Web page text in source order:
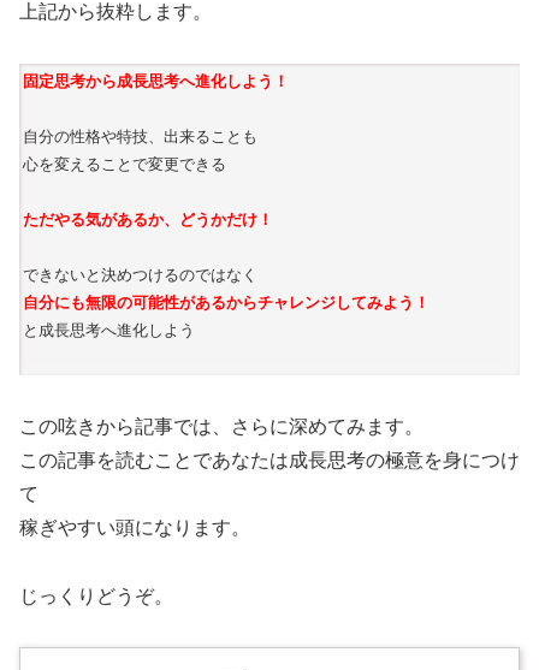
上記から抜粋します。
固定思考から成長思考へ進化しよう！
自分の性格や特技、出来ることも
心を変えることで変更できる
ただやる気があるか、どうかだけ！
できないと決めつけるのではなく
自分にも無限の可能性があるからチャレンジしてみよう！
と成長思考へ進化しよう
この呟きから記事では、さらに深めてみます。
この記事を読むことであなたは成長思考の極意を身につけ
て
稼ぎやすい頭になります。
じっくりどうぞ。